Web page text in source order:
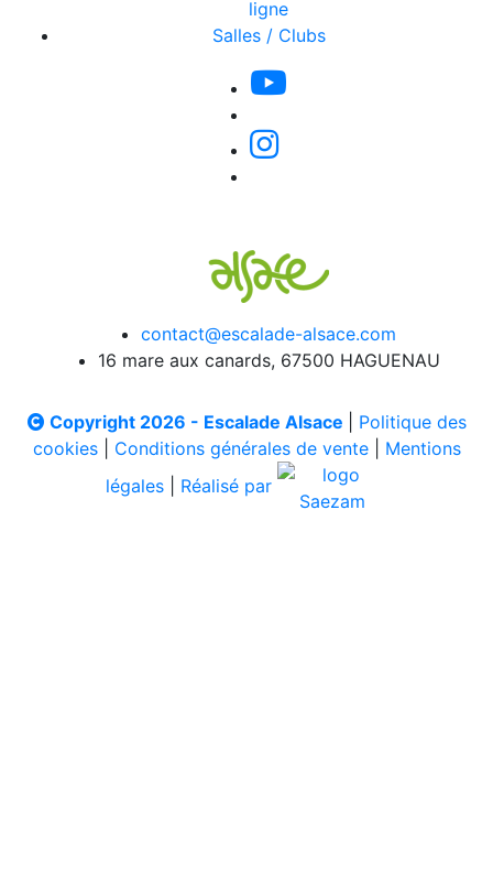
ligne
Salles / Clubs
contact@escalade-alsace.com
16 mare aux canards, 67500 HAGUENAU
Copyright 2026 - Escalade Alsace
Politique des
cookies| Conditions générales de vente| Mentions
légales
Réalisé par